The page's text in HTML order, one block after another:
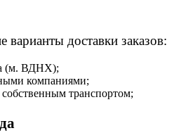
доставки заказов:
(м. ВДНХ);
компаниями;
собственным транспортом;